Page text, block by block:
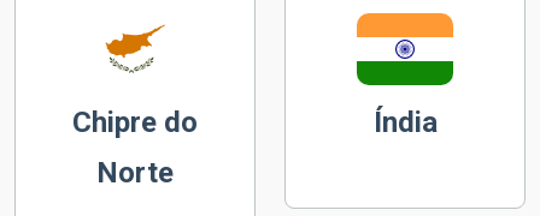
Chipre do
Norte
Índia